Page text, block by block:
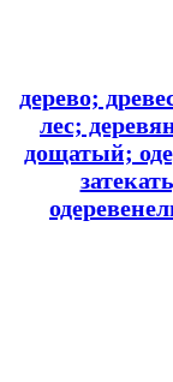
дерево;
лес;
дощатый;